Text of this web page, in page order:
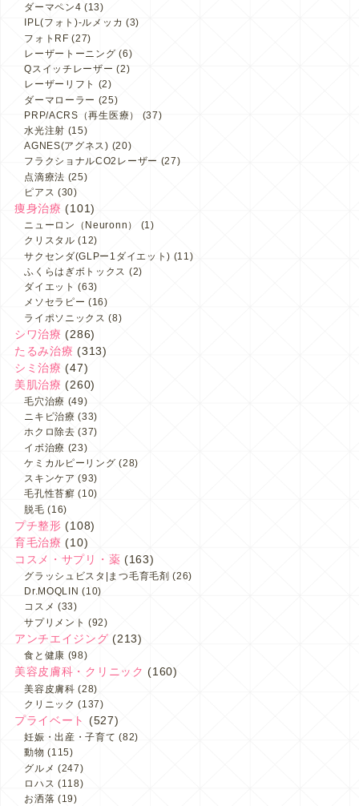
ダーマペン4 (13)
IPL(フォト)-ルメッカ (3)
フォトRF (27)
レーザートーニング (6)
Qスイッチレーザー (2)
レーザーリフト (2)
ダーマローラー (25)
PRP/ACRS（再生医療）
(37)
水光注射 (15)
AGNES(アグネス) (20)
フラクショナルCO2レーザー (27)
点滴療法 (25)
ピアス (30)
痩身治療 (101)
ニューロン（Neuronn）
(1)
クリスタル (12)
サクセンダ(GLPー1ダイエット) (11)
ふくらはぎボトックス (2)
ダイエット (63)
メソセラピー (16)
ライポソニックス (8)
シワ治療 (286)
たるみ治療 (313)
シミ治療 (47)
美肌治療 (260)
毛穴治療 (49)
ニキビ治療 (33)
ホクロ除去 (37)
イボ治療 (23)
ケミカルピーリング (28)
スキンケア (93)
毛孔性苔癬 (10)
脱毛 (16)
プチ整形 (108)
育毛治療 (10)
コスメ・サプリ・薬 (163)
グラッシュビスタ|まつ毛育毛剤 (26)
Dr.MOQLIN (10)
コスメ (33)
サプリメント (92)
アンチエイジング (213)
食と健康 (98)
美容皮膚科・クリニック (160)
美容皮膚科 (28)
クリニック (137)
プライベート (527)
妊娠・出産・子育て (82)
動物 (115)
グルメ (247)
ロハス (118)
お洒落 (19)